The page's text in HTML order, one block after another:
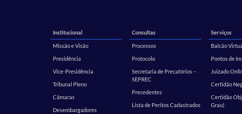
Institucional
Missão e Visão
Presidência
Vice-Presidência
Tribunal Pleno
Câmaras
Desembargadores
Consultas
Processos
Protocolo
Secretaria de Precatórios –
SEPREC
Precedentes
Lista de Peritos Cadastrados
Serviços
Balcão Virtual
Pontos de
Juizado
Certidão
Certidão
Grau)